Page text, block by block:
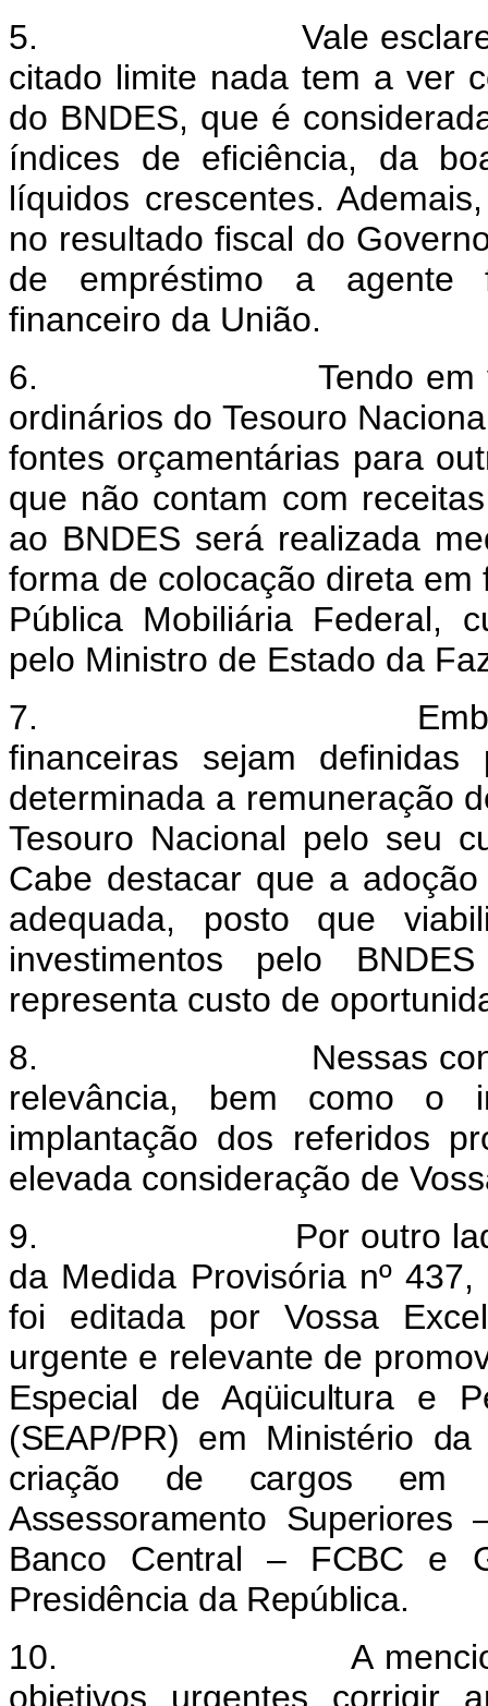
5. Vale esclarecer
citado limite nada tem a ver
do BNDES, que é
índices de eficiência, da
líquidos crescentes.
no resultado fiscal do
de empréstimo a agente
financeiro da União.
6. Tendo em vista a
ordinários do Tesouro
fontes orçamentárias para
que não contam com
ao BNDES será realizada
forma de colocação direta
Pública Mobiliária Federal,
pelo Ministro de Estado da
7. Embora se
financeiras sejam
determinada a remuneração
Tesouro Nacional pelo seu
Cabe destacar que a
adequada, posto que
investimentos pelo
representa custo de
8. Nessas condições,
relevância, bem como o
implantação dos referidos
elevada consideração de
9. Por outro lado,
da Medida Provisória nº
foi editada por Vossa
urgente e relevante de
Especial de Aqüicultura e
(SEAP/PR) em Ministério
criação de cargos em
Assessoramento Superiores
Banco Central – FCBC e
Presidência da República.
10. A mencionada
objetivos urgentes corrigir